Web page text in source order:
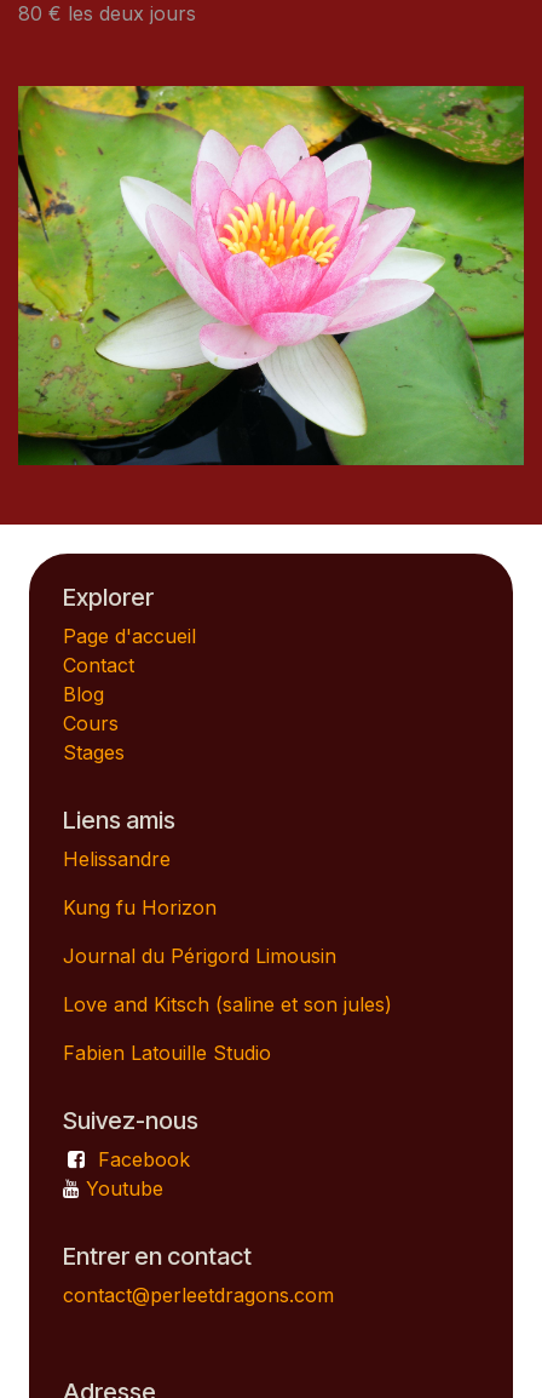
80 € les deux jours
Explorer
Page d'accueil
Contact
Blog
Cours
Stages
Liens amis
Helissandre
Kung fu Horizon
Journal du Périgord Limousin
Love and Kitsch (saline et son jules)
Fabien Latouille Studio
Suivez-nous
Facebook
Youtube
Entrer en contact
contact@perleetdragons.com
Adresse